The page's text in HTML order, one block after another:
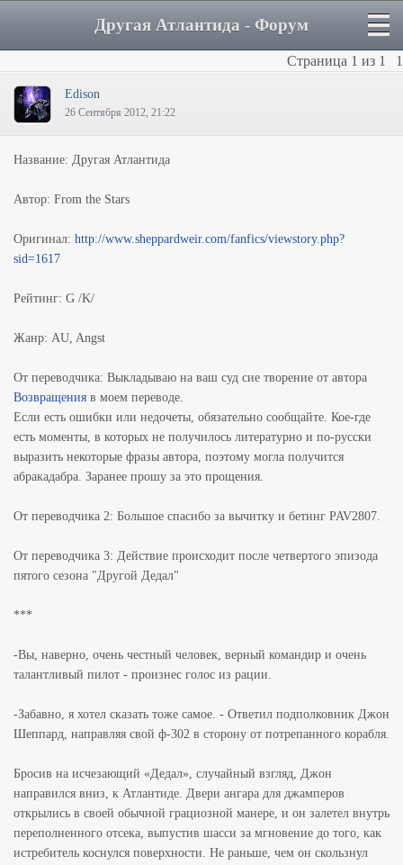
Другая Атлантида - Форум
Страница 1 из 1 1
Edison
26 Сентября 2012, 21:22
Название: Другая Атлантида
Автор: From the Stars
Оригинал: http://www.sheppardweir.com/fanfics/viewstory.php?
sid=1617
Рейтинг: G /K/
Жанр: AU, Angst
От переводчика: Выкладываю на ваш суд сие творение от автора
Возвращения в моем переводе.
Если есть ошибки или недочеты, обязательно сообщайте. Кое-где
есть моменты, в которых не получилось литературно и по-русски
выразить некоторые фразы автора, поэтому могла получится
абракадабра. Заранее прошу за это прощения.
От переводчика 2: Большое спасибо за вычитку и бетинг PAV2807.
От переводчика 3: Действие происходит после четвертого эпизода
пятого сезона "Другой Дедал"
***
-Вы, наверно, очень честный человек, верный командир и очень
талантливый пилот - произнес голос из рации.
-Забавно, я хотел сказать тоже самое. - Ответил подполковник Джон
Шеппард, направляя свой ф-302 в сторону от потрепанного корабля.
Бросив на исчезающий «Дедал», случайный взгляд, Джон
направился вниз, к Атлантиде. Двери ангара для джамперов
открылись в своей обычной грациозной манере, и он залетел внутрь
переполненного отсека, выпустив шасси за мгновение до того, как
истребитель коснулся поверхности. Не раньше, чем он скользнул